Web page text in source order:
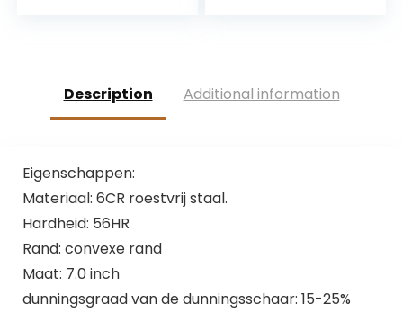
Haarcare Voor
Honden en Katten
Haarverwijdering
Description Additional information
Eigenschappen:
Materiaal: 6CR roestvrij staal.
Hardheid: 56HR
Rand: convexe rand
Maat: 7.0 inch
dunningsgraad van de dunningsschaar: 15-25%